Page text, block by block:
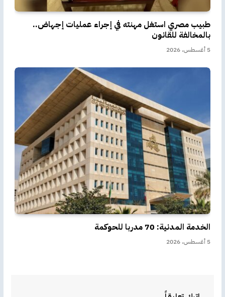
طبيب مصري استغل مهنته في إجراء عمليات إجهاض..
بالمخالفة للقانون
5 أغسطس، 2026
الخدمة المدنية: 70 مدربا للحوكمة
5 أغسطس، 2026